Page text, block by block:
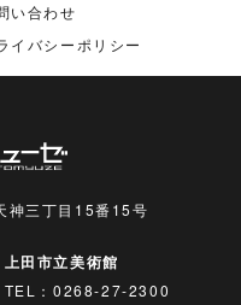
い合わせ
イバシーポリシー
神三丁目15番15号
上田市立美術館
TEL： 0268-27-2300